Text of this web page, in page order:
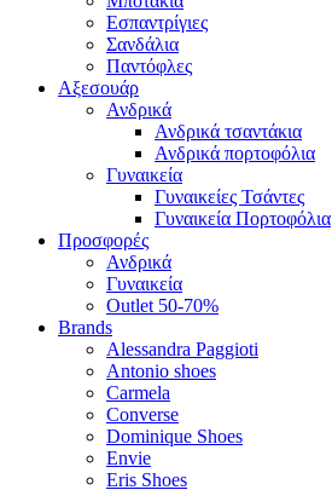
Εσπαντρίγιες
Σανδάλια
Παντόφλες
Αξεσουάρ
Ανδρικά
Ανδρικά τσαντάκια
Ανδρικά πορτοφόλια
Γυναικεία
Γυναικείες Τσάντες
Γυναικεία Πορτοφόλια
Προσφορές
Ανδρικά
Γυναικεία
Outlet 50-70%
Brands
Alessandra Paggioti
Antonio shoes
Carmela
Converse
Dominique Shoes
Envie
Eris Shoes